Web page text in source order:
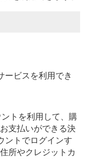
ービスを利用でき
トを利用して、購
支払いができる決
ントでログインす
所やクレジットカ